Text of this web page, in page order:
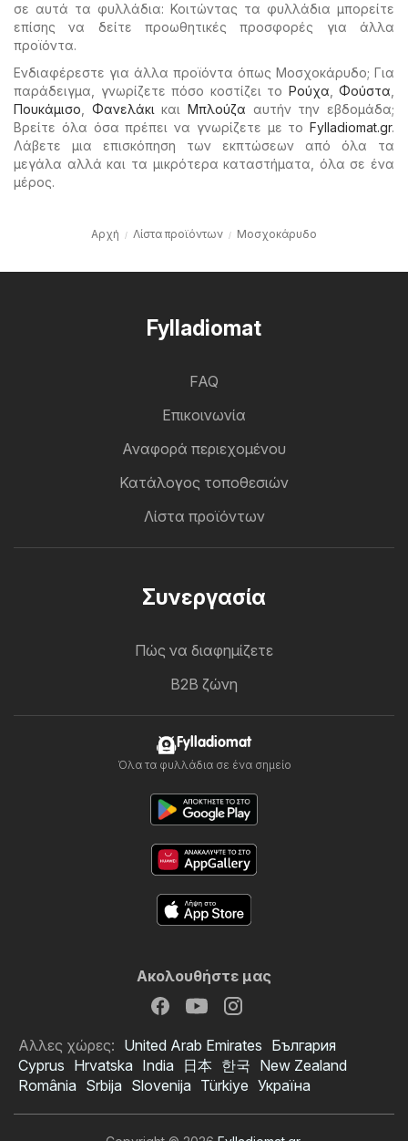
σε αυτά τα φυλλάδια: Κοιτώντας τα φυλλάδια μπορείτε
επίσης να δείτε προωθητικές προσφορές για άλλα
προϊόντα.
Ενδιαφέρεστε για άλλα προϊόντα όπως Μοσχοκάρυδο; Για
παράδειγμα, γνωρίζετε πόσο κοστίζει το Ρούχα Φούστα
Πουκάμισο
Φανελάκι καιΜπλούζα αυτήν την εβδομάδα;
Βρείτε όλα όσα πρέπει να γνωρίζετε με το Fylladiomat.gr.
Λάβετε μια επισκόπηση των εκπτώσεων από όλα τα
μεγάλα αλλά και τα μικρότερα καταστήματα, όλα σε ένα
μέρος.
Αρχή Λίστα προϊόντων Μοσχοκάρυδο
Fylladiomat
FAQ
Επικοινωνία
Αναφορά περιεχομένου
Κατάλογος τοποθεσιών
Λίστα προϊόντων
Συνεργασία
Πώς να διαφημίζετε
B2B ζώνη
Fylladiomat
Όλα τα φυλλάδια σε ένα σημείο
Ακολουθήστε μας
Αλλες χώρες: United Arab Emirates България
Cyprus Hrvatska India 日本 한국 New Zealand
România Srbija Slovenija Türkiye Україна